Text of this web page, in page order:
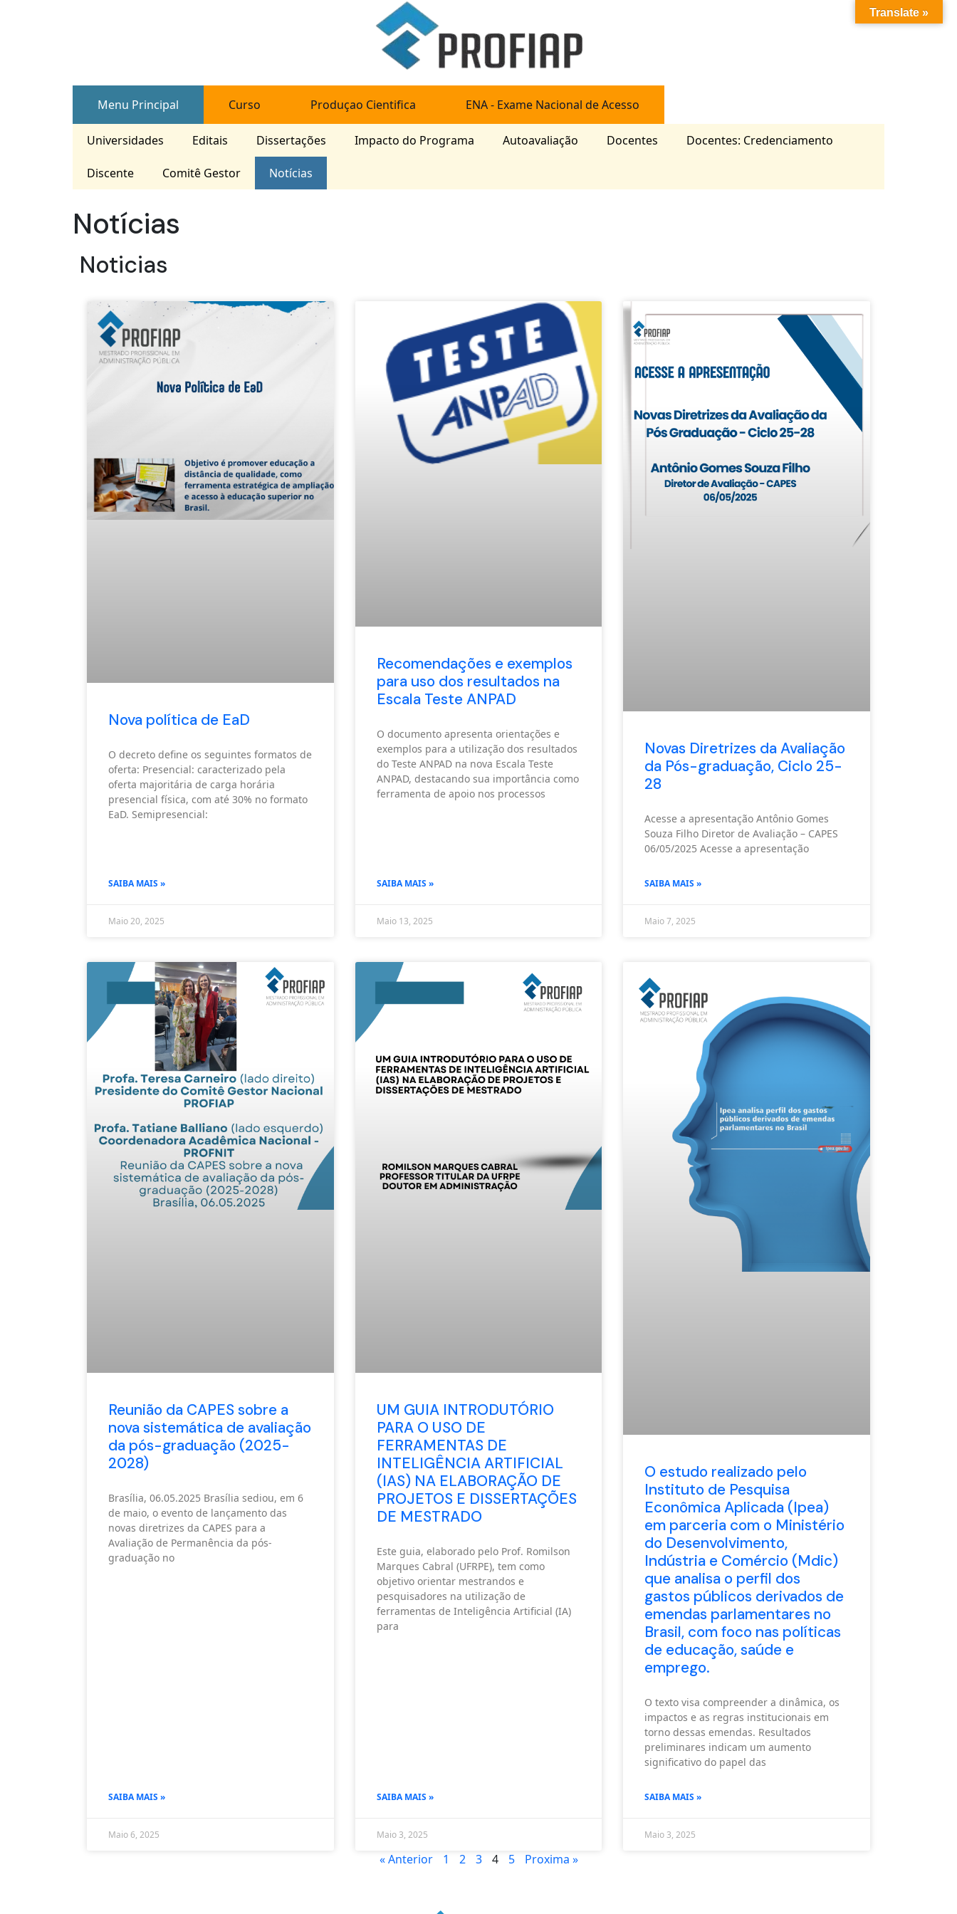
Menu Principal Curso Produçao Cientifica ENA - Exame Nacional de Acesso
Universidades Editais Dissertações Impacto do Programa Autoavaliação Docentes Docentes: Credenciamento
Discente Comitê Gestor Notícias
Notícias
Noticias
Nova política de EaD
O decreto define os seguintes formatos de
oferta: Presencial: caracterizado pela
oferta majoritária de carga horária
presencial física, com até 30% no formato
EaD. Semipresencial:
SAIBA MAIS »
Maio 20, 2025
Recomendações e exemplos
para uso dos resultados na
Escala Teste ANPAD
O documento apresenta orientações e
exemplos para a utilização dos resultados
do Teste ANPAD na nova Escala Teste
ANPAD, destacando sua importância como
ferramenta de apoio nos processos
SAIBA MAIS »
Maio 13, 2025
Novas Diretrizes da Avaliação
da Pós-graduação, Ciclo 25-
28
Acesse a apresentação Antônio Gomes
Souza Filho Diretor de Avaliação – CAPES
06/05/2025 Acesse a apresentação
SAIBA MAIS »
Maio 7, 2025
Reunião da CAPES sobre a
nova sistemática de avaliação
da pós-graduação (2025-
2028)
Brasília, 06.05.2025 Brasília sediou, em 6
de maio, o evento de lançamento das
novas diretrizes da CAPES para a
Avaliação de Permanência da pós-
graduação no
SAIBA MAIS »
Maio 6, 2025
UM GUIA INTRODUTÓRIO
PARA O USO DE
FERRAMENTAS DE
INTELIGÊNCIA ARTIFICIAL
(IAS) NA ELABORAÇÃO DE
PROJETOS E DISSERTAÇÕES
DE MESTRADO
Este guia, elaborado pelo Prof. Romilson
Marques Cabral (UFRPE), tem como
objetivo orientar mestrandos e
pesquisadores na utilização de
ferramentas de Inteligência Artificial (IA)
para
SAIBA MAIS »
Maio 3, 2025
O estudo realizado pelo
Instituto de Pesquisa
Econômica Aplicada (Ipea)
em parceria com o Ministério
do Desenvolvimento,
Indústria e Comércio (Mdic)
que analisa o perfil dos
gastos públicos derivados de
emendas parlamentares no
Brasil, com foco nas políticas
de educação, saúde e
emprego.
O texto visa compreender a dinâmica, os
impactos e as regras institucionais em
torno dessas emendas. Resultados
preliminares indicam um aumento
significativo do papel das
SAIBA MAIS »
Maio 3, 2025
« Anterior 1 2
Page
3
Page
4
Page
5 Proxima »
Translate »